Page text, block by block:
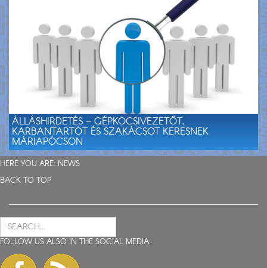
ÁLLÁSHIRDETÉS – GÉPKOCSIVEZETŐT,
KARBANTARTÓT ÉS SZAKÁCSOT KERESNEK
MÁRIAPÓCSON
HERE YOU ARE: NEWS
BACK TO TOP
FOLLOW US ALSO IN THE SOCIAL MEDIA: